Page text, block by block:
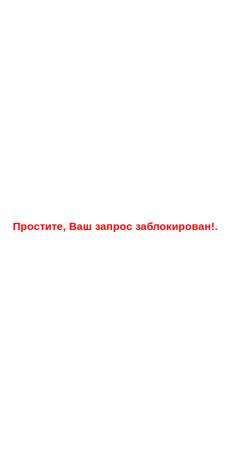
Простите, Ваш запрос заблокирован!.